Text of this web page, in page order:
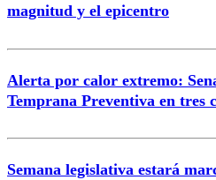
magnitud y el epicentro
Alerta por calor extremo:
Temprana Preventiva en tres
Semana legislativa estará